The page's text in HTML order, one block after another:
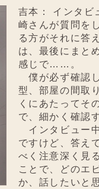
吉本：
インタビ
崎さんが質問を
る方がそれに答
は、最後にまと
感じで……。
僕が必ず確認
型、部屋の間取
くにあたってそ
で、細かく確認
インタビュー
ですけど、答え
べく注意深く見
ことで、どのエ
か、話したいと